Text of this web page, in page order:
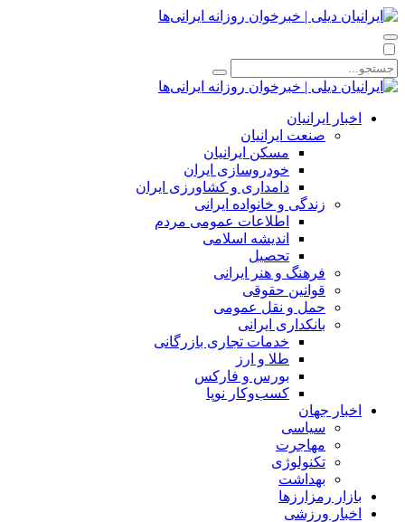
اخبار ایرانیان
صنعت ایرانیان
مسکن ایرانیان
خودروسازی ایران
دامداری و کشاورزی ایران
زندگی و خانواده ایرانی
اطلاعات عمومی مردم
اندیشه اسلامی
تحصیل
فرهنگ و هنر ایرانی
قوانین حقوقی
حمل و نقل عمومی
بانکداری ایرانی
خدمات تجاری بازرگانی
طلا و ارز
بورس و فارکس
کسب‌وکار نوپا
اخبار جهان
سیاسی
مهاجرت
تکنولوژی
بهداشت
بازار رمزارزها
اخبار ورزشی